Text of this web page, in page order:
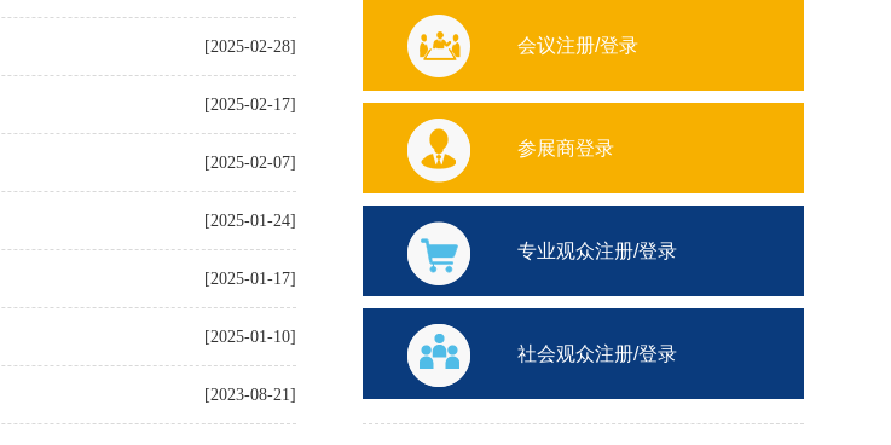
[2025-02-28]
[2025-02-17]
[2025-02-07]
[2025-01-24]
[2025-01-17]
[2025-01-10]
[2023-08-21]
会议注册/登录
参展商登录
专业观众注册/登录
社会观众注册/登录
第十届中国西部文化产业博览会